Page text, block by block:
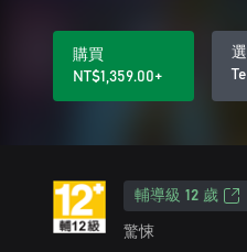
購買
NT$1,359.00+
輔導級 12 歲
驚悚